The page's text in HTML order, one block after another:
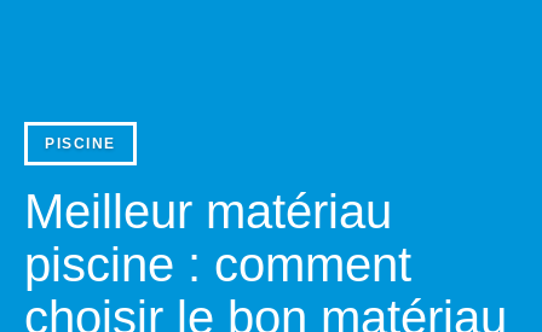
PISCINE
Meilleur matériau
piscine : comment
choisir le bon matériau